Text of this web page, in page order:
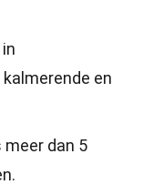
en
dan 5